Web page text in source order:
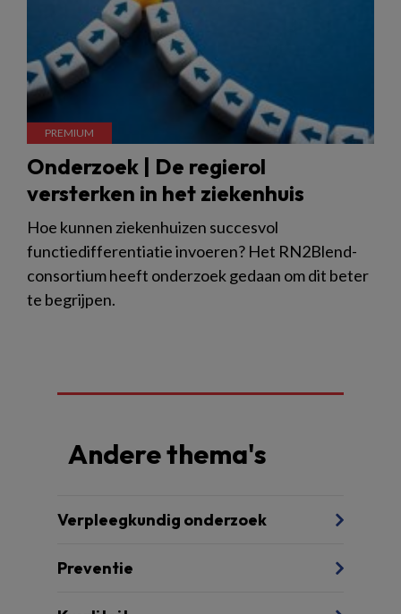
Onderzoek | De regierol
versterken in het ziekenhuis
Hoe kunnen ziekenhuizen succesvol
functiedifferentiatie invoeren? Het RN2Blend-
consortium heeft onderzoek gedaan om dit beter
te begrijpen.
Andere thema's
Verpleegkundig onderzoek
Preventie